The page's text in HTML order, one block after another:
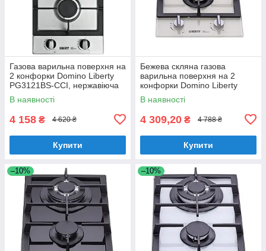
Газова варильна поверхня на
2 конфорки Domino Liberty
PG3121BS-CCI, нержавіюча
сталь, з турбо конфоркою
В наявності
4 158 ₴ 4 620 ₴
Купити
Бежева скляна газова
варильна поверхня на 2
конфорки Domino Liberty
PG3121BG-CCAV, бежеве
скло
В наявності
4 309,20 ₴ 4 788 ₴
Купити
–10% –10%